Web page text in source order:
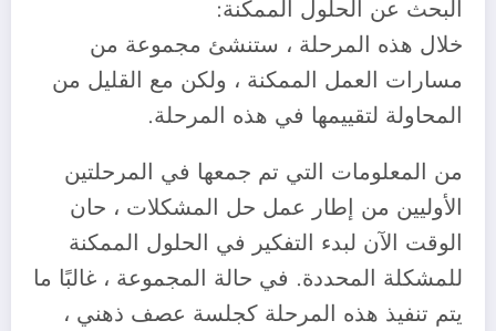
‎خلال هذه المرحلة ، ستنشئ مجموعة من
مسارات العمل الممكنة ، ولكن مع القليل من
المحاولة لتقييمها في هذه المرحلة.
‎من المعلومات التي تم جمعها في المرحلتين
الأوليين من إطار عمل حل المشكلات ، حان
الوقت الآن لبدء التفكير في الحلول الممكنة
للمشكلة المحددة. في حالة المجموعة ، غالبًا ما
يتم تنفيذ هذه المرحلة كجلسة عصف ذهني ،